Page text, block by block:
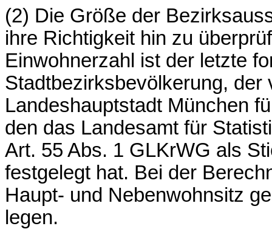
(2) Die Größe der
ihre Richtigkeit hin zu
Einwohnerzahl ist der letzte
Stadtbezirksbevölkerung, der
Landeshauptstadt München
den das Landesamt für
Art. 55 Abs. 1 GLKrWG als
festgelegt hat. Bei der
Haupt- und Nebenwohnsitz
legen.